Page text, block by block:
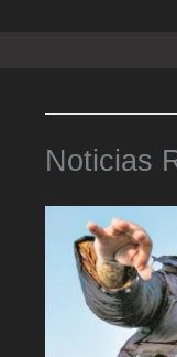
Noticias